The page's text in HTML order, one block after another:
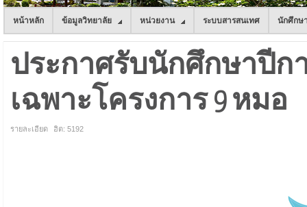
หน้าหลัก ข้อมูลวิทยาลัย หน่วยงาน ระบบสารสนเทศ นักศึกษ
ประกาศรับนักศึกษาปีกา
เฉพาะโครงการ 9 หมอ
รายละเอียด ฮิต: 5192